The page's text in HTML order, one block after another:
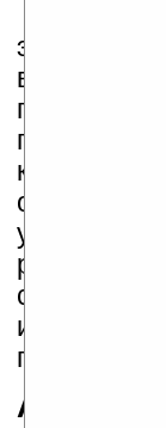
экран под
в том
общем,
углы
себя, уже
градусов.